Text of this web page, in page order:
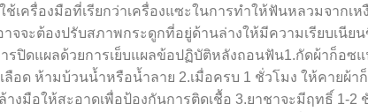
เครื่องมือที่เรียกว่าเครื่องแซะในการทำให้ฟันหลวมจากเ
จะต้องปรับสภาพกระดูกที่อยู่ด้านล่างให้มีความเรียบเนีย
ปิดแผลด้วยการเย็บแผลข้อปฏิบัติหลังถอนฟัน1.กัดผ้าก็อซ
อด ห้ามบ้วนน้ำหรือน้ำลาย 2.เมื่อครบ 1 ชั่วโมง ให้คายผ้า
งมือให้สะอาดเพื่อป้องกันการติดเชื้อ 3.ยาชาจะมีฤทธิ์ 1-2